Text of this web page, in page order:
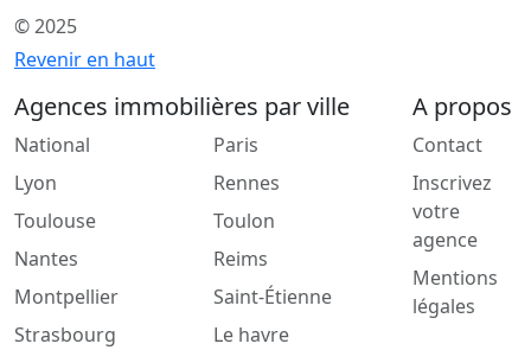
© 2025
Revenir en haut
Agences immobilières par ville
National
Lyon
Toulouse
Nantes
Montpellier
Strasbourg
Paris
Rennes
Toulon
Reims
Saint-Étienne
Le havre
A propos
Contact
Inscrivez
votre
agence
Mentions
légales